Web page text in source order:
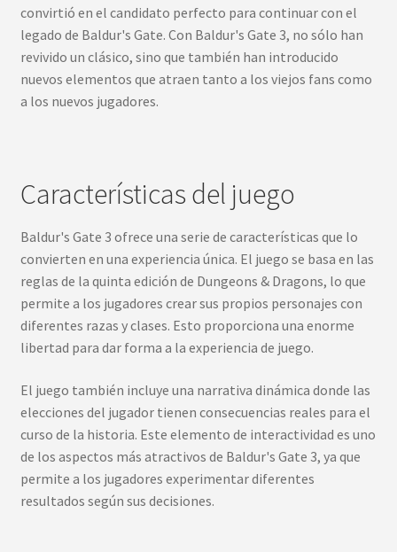
convirtió en el candidato perfecto para continuar con el
legado de Baldur's Gate. Con Baldur's Gate 3, no sólo han
revivido un clásico, sino que también han introducido
nuevos elementos que atraen tanto a los viejos fans como
a los nuevos jugadores.
Características del juego
Baldur's Gate 3 ofrece una serie de características que lo
convierten en una experiencia única. El juego se basa en las
reglas de la quinta edición de Dungeons & Dragons, lo que
permite a los jugadores crear sus propios personajes con
diferentes razas y clases. Esto proporciona una enorme
libertad para dar forma a la experiencia de juego.
El juego también incluye una narrativa dinámica donde las
elecciones del jugador tienen consecuencias reales para el
curso de la historia. Este elemento de interactividad es uno
de los aspectos más atractivos de Baldur's Gate 3, ya que
permite a los jugadores experimentar diferentes
resultados según sus decisiones.